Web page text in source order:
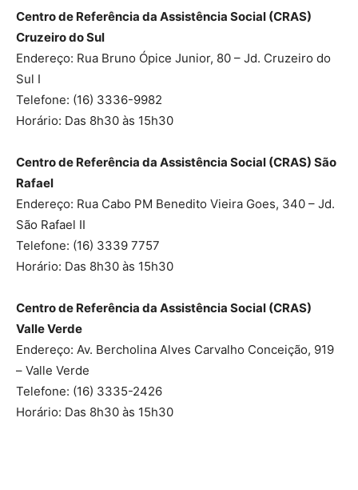
Centro de Referência da Assistência Social (CRAS)
Cruzeiro do Sul
Endereço: Rua Bruno Ópice Junior, 80 – Jd. Cruzeiro do
Sul I
Telefone: (16) 3336-9982
Horário: Das 8h30 às 15h30
Centro de Referência da Assistência Social (CRAS) São
Rafael
Endereço: Rua Cabo PM Benedito Vieira Goes, 340 – Jd.
São Rafael II
Telefone: (16) 3339 7757
Horário: Das 8h30 às 15h30
Centro de Referência da Assistência Social (CRAS)
Valle Verde
Endereço: Av. Bercholina Alves Carvalho Conceição, 919
– Valle Verde
Telefone: (16) 3335-2426
Horário: Das 8h30 às 15h30